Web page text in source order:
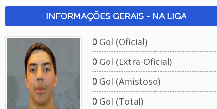
INFORMAÇÕES GERAIS - NA LIGA
0Gol (Oficial)
0Gol (Extra-Oficial)
0Gol (Amistoso)
0Gol (Total)